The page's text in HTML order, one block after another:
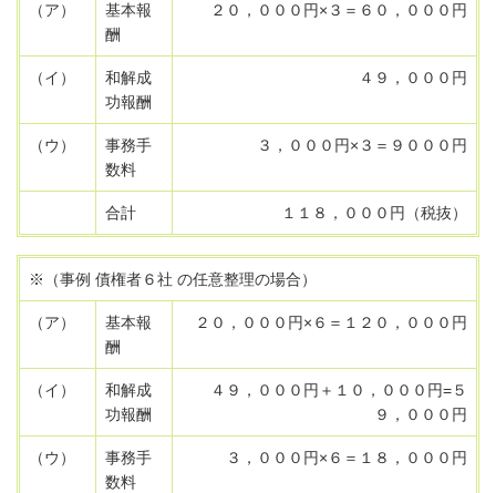
（ア）
基本報
酬
２０，０００円×３＝６０，０００円
（イ）
和解成
功報酬
４９，０００円
（ウ）
事務手
数料
３，０００円×３＝９０００円
合計 １１８，０００円（税抜）
※（事例 債権者６社 の任意整理の場合）
（ア）
基本報
酬
２０，０００円×６＝１２０，０００円
（イ）
和解成
功報酬
４９，０００円＋１０，０００円=５
９，０００円
（ウ）
事務手
数料
３，０００円×６＝１８，０００円